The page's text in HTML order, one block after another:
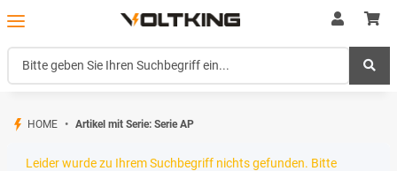
HOME Artikel mit Serie: Serie AP
xLeider wurde zu Ihrem Suchbegriff nichts gefunden. Bitte